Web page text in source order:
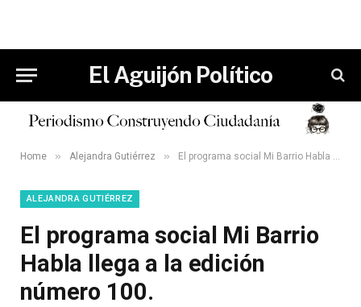
El Aguijón Político
Home » Alejandra Gutiérrez » El programa social Mi Barrio Habla llega a la edición número 100.
ALEJANDRA GUTIÉRREZ
El programa social Mi Barrio
Habla llega a la edición
número 100.